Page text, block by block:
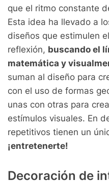
que el ritmo constante
Esta idea ha llevado a
diseños que estimulen
reflexión, buscando el
matemática y
suman al diseño para
con el uso de formas
unas con otras para
estímulos visuales. En
repetitivos tienen un
¡entretenerte!
Decoración de